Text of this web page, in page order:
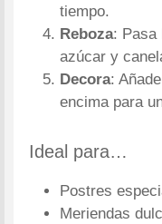
tiempo.
Reboza: Pasa
azúcar y
Decora:
encima para
Ideal para…
Postres
Meriendas